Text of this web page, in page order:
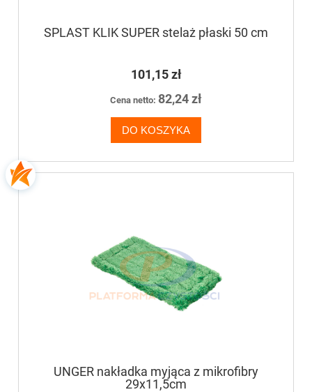
SPLAST KLIK SUPER stelaż płaski 50 cm
101,15 zł
Cena netto: 82,24 zł
DO KOSZYKA
UNGER nakładka myjąca z mikrofibry
29x11,5cm